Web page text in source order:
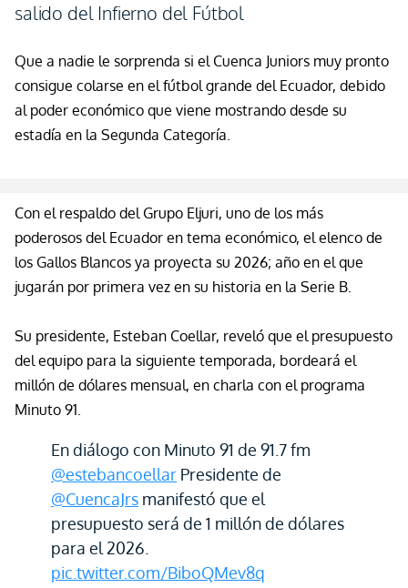
salido del Infierno del Fútbol
Que a nadie le sorprenda si el Cuenca Juniors muy pronto
consigue colarse en el fútbol grande del Ecuador, debido
al poder económico que viene mostrando desde su
estadía en la Segunda Categoría.
Con el respaldo del Grupo Eljuri, uno de los más
poderosos del Ecuador en tema económico, el elenco de
los Gallos Blancos ya proyecta su 2026; año en el que
jugarán por primera vez en su historia en la Serie B.
Su presidente, Esteban Coellar, reveló que el presupuesto
del equipo para la siguiente temporada, bordeará el
millón de dólares mensual, en charla con el programa
Minuto 91.
En diálogo con Minuto 91 de 91.7 fm
@estebancoellar Presidente de
@CuencaJrs manifestó que el
presupuesto será de 1 millón de dólares
para el 2026.
pic.twitter.com/BiboQMev8q